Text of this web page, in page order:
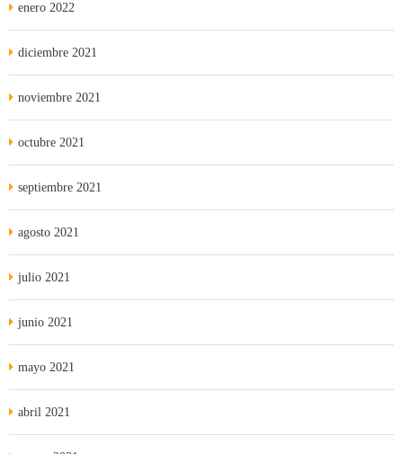
enero 2022
diciembre 2021
noviembre 2021
octubre 2021
septiembre 2021
agosto 2021
julio 2021
junio 2021
mayo 2021
abril 2021